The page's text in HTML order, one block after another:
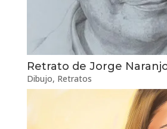
Retrato de Jorge
Dibujo, Retratos